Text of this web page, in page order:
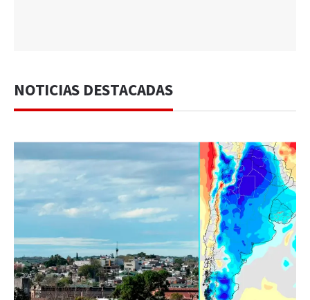
NOTICIAS DESTACADAS